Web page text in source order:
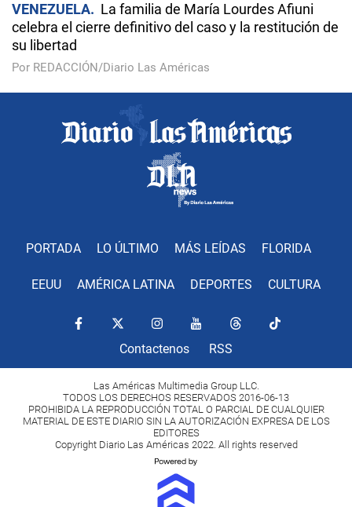
VENEZUELA
La familia de María Lourdes Afiuni
celebra el cierre definitivo del caso y la restitución de
su libertad
Por REDACCIÓN/Diario Las Américas
PORTADA LO ÚLTIMO MÁS LEÍDAS FLORIDA
EEUU AMÉRICA LATINA DEPORTES CULTURA
Contactenos RSS
Las Américas Multimedia Group LLC.
TODOS LOS DERECHOS RESERVADOS 2016-06-13
PROHIBIDA LA REPRODUCCIÓN TOTAL O PARCIAL DE CUALQUIER
MATERIAL DE ESTE DIARIO SIN LA AUTORIZACIÓN EXPRESA DE LOS
EDITORES
Copyright Diario Las Américas 2022. All rights reserved